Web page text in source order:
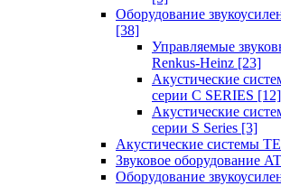
Оборудование
[38]
Управляемые
Renkus-Heinz [23]
Акустические
серии C SERIES [12]
Акустические
серии S Series [3]
Акустические системы
Звуковое оборудование
Оборудование